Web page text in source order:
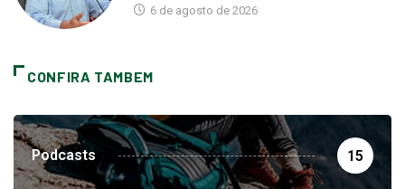
6 de agosto de 2026
CONFIRA TAMBEM
Podcasts 15